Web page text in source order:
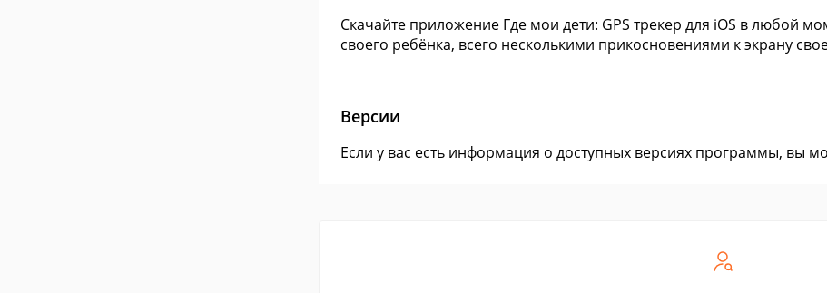
Скачайте приложение Где мои дети: GPS трекер для iOS в любой
своего ребёнка, всего несколькими прикосновениями к экрану
Версии
Если у вас есть информация о доступных версиях программы, вы